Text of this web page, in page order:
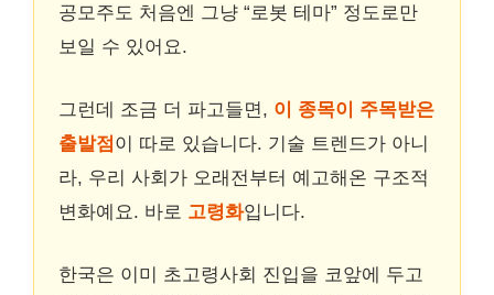
공모주도 처음엔 그냥 “로봇 테마” 정도로만
보일 수 있어요.
그런데 조금 더 파고들면, 이 종목이 주목받은
출발점이 따로 있습니다. 기술 트렌드가 아니
라, 우리 사회가 오래전부터 예고해온 구조적
변화예요. 바로 고령화입니다.
한국은 이미 초고령사회 진입을 코앞에 두고